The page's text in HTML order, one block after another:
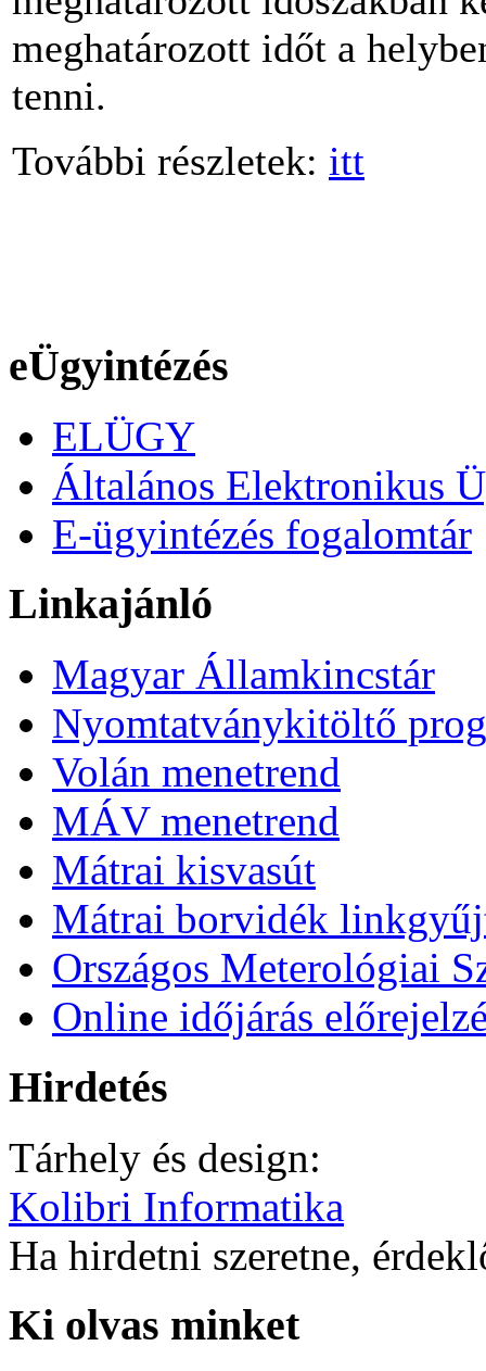
meghatározott időt a
tenni.
További részletek: itt
eÜgyintézés
ELÜGY
Általános Elektronikus
E-ügyintézés fogalomtár
Linkajánló
Magyar Államkincstár
Nyomtatványkitöltő
Volán menetrend
MÁV menetrend
Mátrai kisvasút
Mátrai borvidék
Országos Meterológiai
Online időjárás
Hirdetés
Tárhely és design:
Kolibri Informatika
Ha hirdetni szeretne,
Ki olvas minket